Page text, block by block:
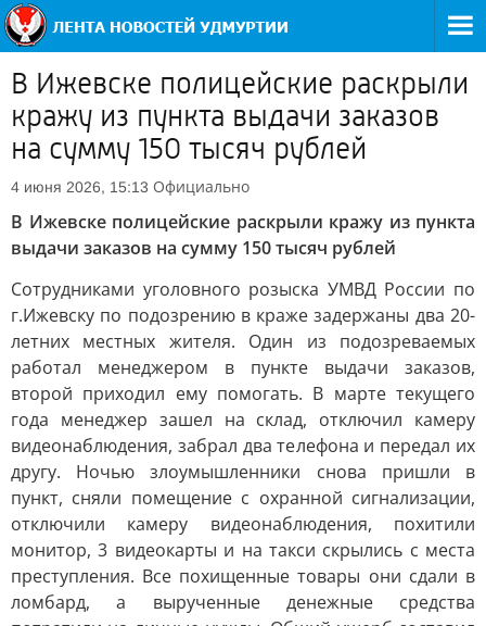
В Ижевске полицейские раскрыли
кражу из пункта выдачи заказов
на сумму 150 тысяч рублей
4 июня 2026, 15:13 Официально
В Ижевске полицейские раскрыли кражу из пункта
выдачи заказов на сумму 150 тысяч рублей
Сотрудниками уголовного розыска УМВД России по
г.Ижевску по подозрению в краже задержаны два 20-
летних местных жителя. Один из подозреваемых
работал менеджером в пункте выдачи заказов,
второй приходил ему помогать. В марте текущего
года менеджер зашел на склад, отключил камеру
видеонаблюдения, забрал два телефона и передал их
другу. Ночью злоумышленники снова пришли в
пункт, сняли помещение с охранной сигнализации,
отключили камеру видеонаблюдения, похитили
монитор, 3 видеокарты и на такси скрылись с места
преступления. Все похищенные товары они сдали в
ломбард, а вырученные денежные средства